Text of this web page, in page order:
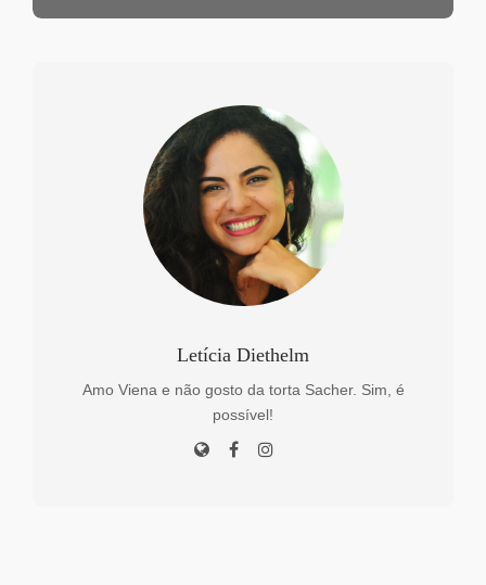
Letícia Diethelm
Amo Viena e não gosto da torta Sacher. Sim, é
possível!